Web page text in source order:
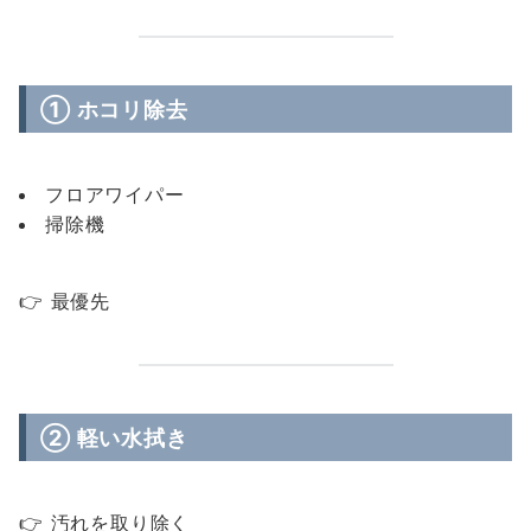
① ホコリ除去
フロアワイパー
掃除機
👉 最優先
② 軽い水拭き
👉 汚れを取り除く